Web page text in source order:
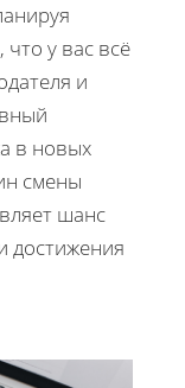
у вас всё
и
в новых
смены
шанс
достижения